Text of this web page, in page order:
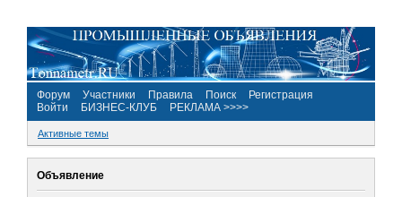
Форум Участники Правила Поиск
Регистрация
Войти
БИЗНЕС-КЛУБ РЕКЛАМА >>>>
Активные темы
Объявление